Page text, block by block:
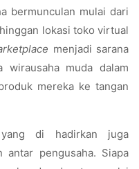
bermunculan mulai dari
lokasi toko virtual
menjadi sarana
wirausaha muda dalam
mereka ke tangan
di hadirkan juga
antar pengusaha. Siapa